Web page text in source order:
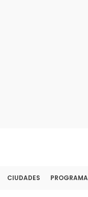
CIUDADES